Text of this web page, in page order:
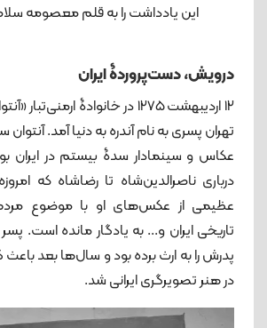
این یادداشت را به قلم معصومه
درویش، دست‌پروردۀ ایران
۱۲ اردیبهشت ۱۲۷۵ در خانوادۀ
تهران پسری به نام آندره به دنیا آمد.
عکاس و سینمادار سدۀ بیستم در ایران
درباری ناصرالدین‌شاه تا رضاشاه که
عظیمی از عکس‌های او با موضوع
تاریخی ایران و... به یادگار مانده است.
پدرش را به ارث برده بود و سال‌ها بعد
در هنر تصویرگری ایرانی شد.